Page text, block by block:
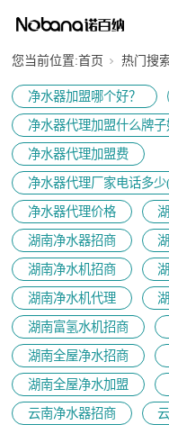
您当前位置:首页 热门搜
净水器加盟哪个好？
净水器代理加盟什么牌子
净水器代理加盟费
净水器代理厂家电话多
净水器代理价格
湖南净水器招商
湖南净水机招商
湖南净水机代理
湖南富氢水机招商
湖南全屋净水招商
湖南全屋净水加盟
云南净水器招商